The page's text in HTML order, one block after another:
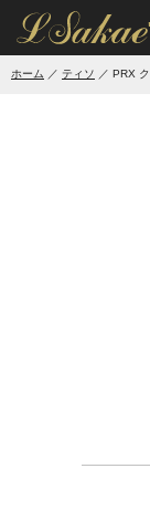
'
ホーム ティソ PRX